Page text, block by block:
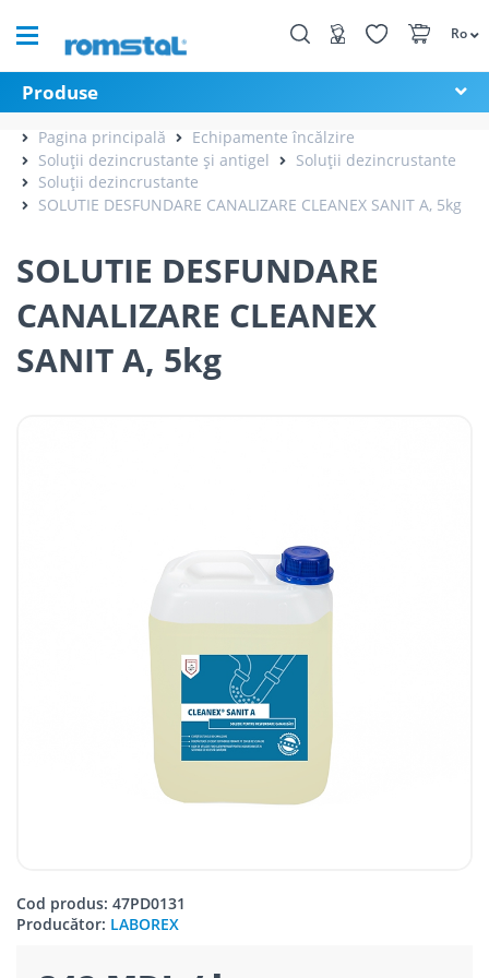
Ro
Produse
Pagina principală
Echipamente încălzire
Soluții dezincrustante și antigel
Soluții dezincrustante
Soluții dezincrustante
SOLUTIE DESFUNDARE CANALIZARE CLEANEX SANIT A, 5kg
SOLUTIE DESFUNDARE
CANALIZARE CLEANEX
SANIT A, 5kg
Cod produs: 47PD0131
Producător: LABOREX